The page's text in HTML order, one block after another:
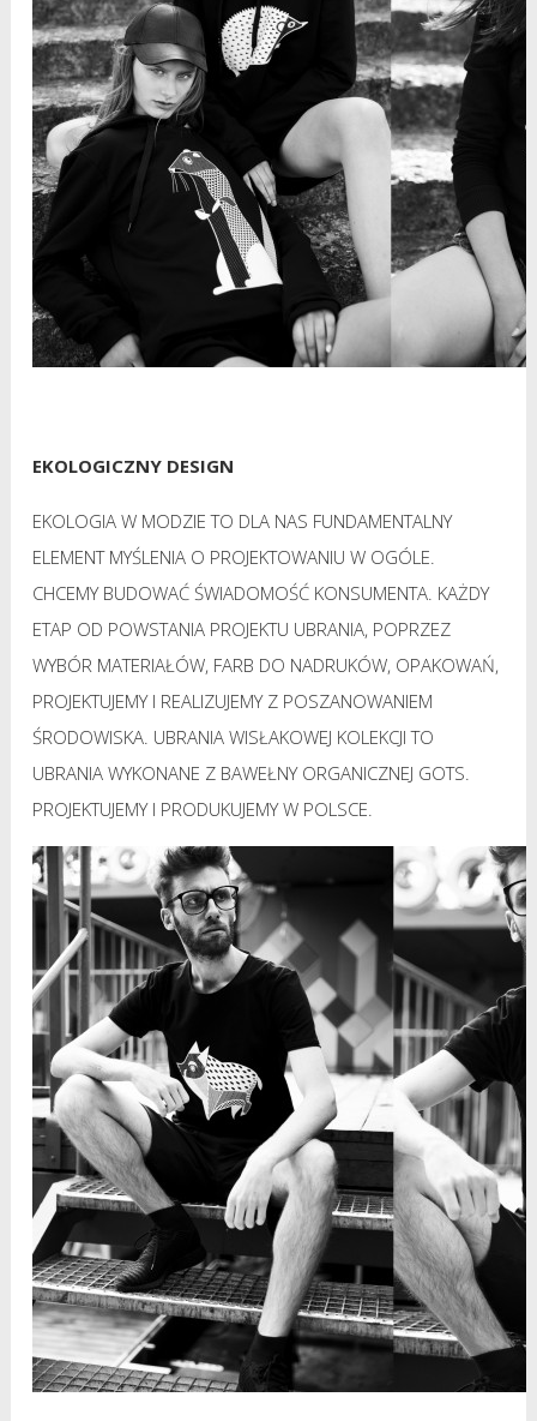
EKOLOGICZNY DESIGN
EKOLOGIA W MODZIE TO DLA NAS FUNDAMENTALNY
ELEMENT MYŚLENIA O PROJEKTOWANIU W OGÓLE.
CHCEMY BUDOWAĆ ŚWIADOMOŚĆ KONSUMENTA. KAŻDY
ETAP OD POWSTANIA PROJEKTU UBRANIA, POPRZEZ
WYBÓR MATERIAŁÓW, FARB DO NADRUKÓW, OPAKOWAŃ,
PROJEKTUJEMY I REALIZUJEMY Z POSZANOWANIEM
ŚRODOWISKA. UBRANIA WISŁAKOWEJ KOLEKCJI TO
UBRANIA WYKONANE Z BAWEŁNY ORGANICZNEJ GOTS
PROJEKTUJEMY I PRODUKUJEMY W POLSCE.